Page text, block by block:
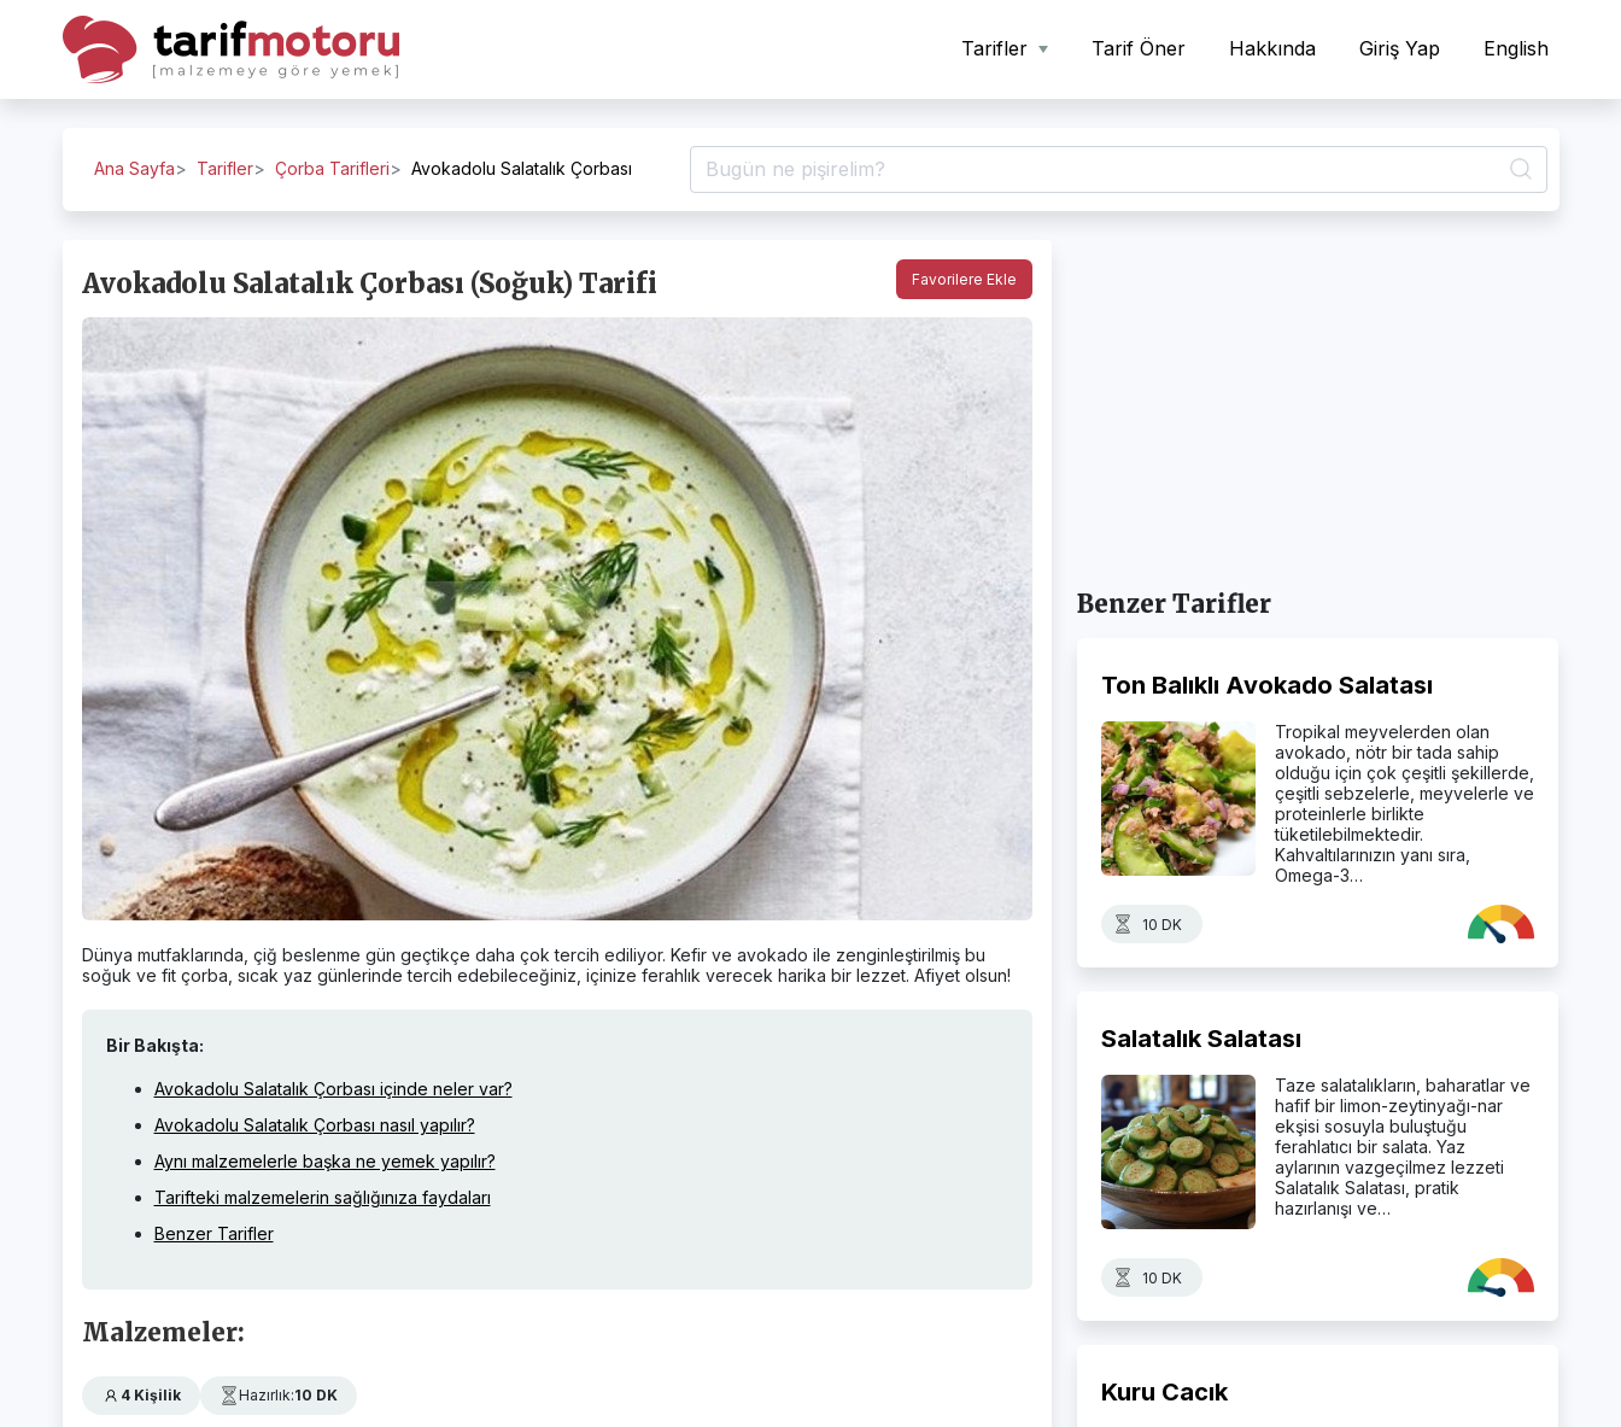
Tarifler Tarif Öner Hakkında Giriş Yap English
Ana Sayfa Tarifler Çorba Tarifleri Avokadolu Salatalık Çorbası
Favorilere Ekle
Avokadolu Salatalık Çorbası (Soğuk) Tarifi
Dünya mutfaklarında, çiğ beslenme gün geçtikçe daha çok tercih ediliyor. Kefir ve avokado ile zenginleştirilmiş bu
soğuk ve fit çorba, sıcak yaz günlerinde tercih edebileceğiniz, içinize ferahlık verecek harika bir lezzet. Afiyet olsun!
Bir Bakışta:
Avokadolu Salatalık Çorbası içinde neler var?
Avokadolu Salatalık Çorbası nasıl yapılır?
Aynı malzemelerle başka ne yemek yapılır?
Tarifteki malzemelerin sağlığınıza faydaları
Benzer Tarifler
Malzemeler:
4 Kişilik Hazırlık:10 DK
Benzer Tarifler
Ton Balıklı Avokado Salatası
Tropikal meyvelerden olan
avokado, nötr bir tada sahip
olduğu için çok çeşitli şekillerde,
çeşitli sebzelerle, meyvelerle ve
proteinlerle birlikte
tüketilebilmektedir.
Kahvaltılarınızın yanı sıra,
Omega-3…
10 DK
Salatalık Salatası
Taze salatalıkların, baharatlar ve
hafif bir limon-zeytinyağı-nar
ekşisi sosuyla buluştuğu
ferahlatıcı bir salata. Yaz
aylarının vazgeçilmez lezzeti
Salatalık Salatası, pratik
hazırlanışı ve…
10 DK
Kuru Cacık